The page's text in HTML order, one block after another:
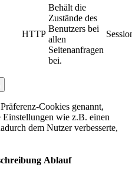
HTTP
Behält die
Zustände des
Benutzers bei
allen
Seitenanfragen
bei.
Cookies genannt,
Einstellungen wie z.B. einen
dem Nutzer verbesserte,
Ablauf